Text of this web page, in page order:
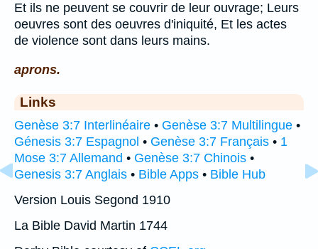
Et ils ne peuvent se couvrir de leur ouvrage; Leurs
oeuvres sont des oeuvres d'iniquité, Et les actes
de violence sont dans leurs mains.
aprons.
Links
Genèse 3:7 Interlinéaire • Genèse 3:7 Multilingue •
Génesis 3:7 Espagnol • Genèse 3:7 Français • 1
Mose 3:7 Allemand • Genèse 3:7 Chinois •
Genesis 3:7 Anglais • Bible Apps • Bible Hub
Version Louis Segond 1910
La Bible David Martin 1744